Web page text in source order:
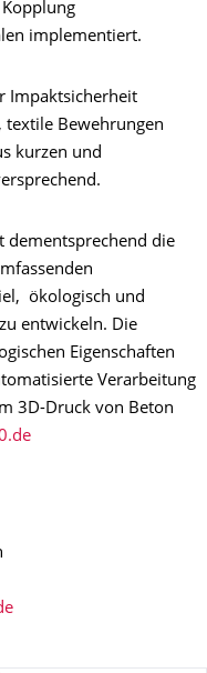
implementiert.
Impaktsicherheit
textile Bewehrungen
kurzen und
dementsprechend die
ökologisch und
entwickeln. Die
Eigenschaften
Verarbeitung
3D-Druck von Beton